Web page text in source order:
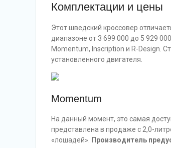
Комплектации и цены
Этот шведский кроссовер
диапазоне от 3 699 000 до 5 929
Momentum, Inscription и R-Design.
установленного двигателя.
Momentum
На данный момент, это самая
представлена в продаже с 2,0-
«лошадей». Производитель